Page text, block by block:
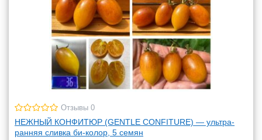
Отзывы 0
НЕЖНЫЙ КОНФИТЮР (GENTLE CONFITURE) — ультра-
ранняя сливка би-колор, 5 семян